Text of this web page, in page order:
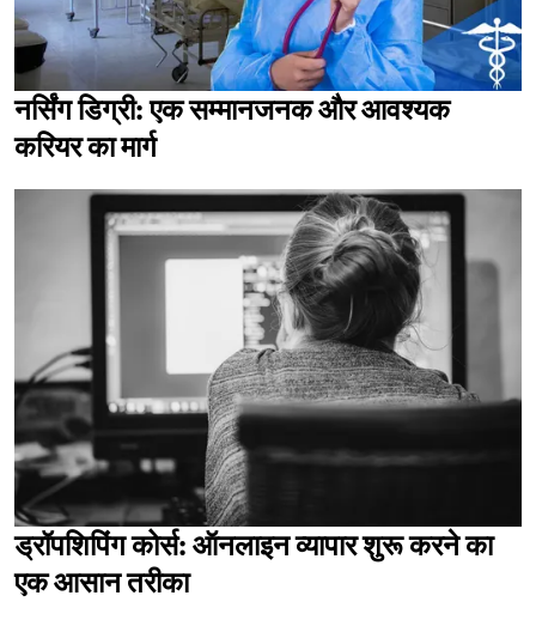
नर्सिंग डिग्री: एक सम्मानजनक और आवश्यक
करियर का मार्ग
ड्रॉपशिपिंग कोर्स: ऑनलाइन व्यापार शुरू करने का
एक आसान तरीका